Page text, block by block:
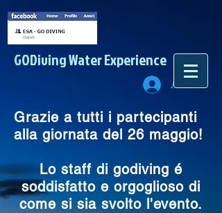
GODivingWater Experience
Accedi
Grazie a tutti i partecipanti
alla giornata del 26 maggio!
Lo staff di godiving é
soddisfatto e orgoglioso di
come si sia svolto l'evento.